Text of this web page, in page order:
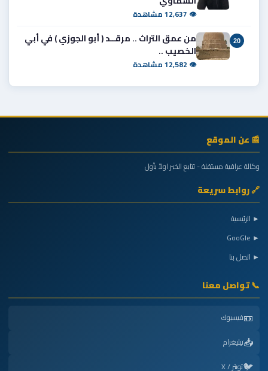
👁 12,637 مشاهدة
20
من عمق التراث .. مرقــد ( أبو الجوزي ) في أبي
الخصيب ..
👁 12,582 مشاهدة
📰 عن الموقع
وكالة عراقية مستقلة - تتابع الخبر اولاً بأول
🔗 روابط سريعة
► الرئيسية
► GooGle
► اتصل بنا
📞 تواصل معنا
📼فيسبوك
📥تيليغرام
🐦تويتر / X